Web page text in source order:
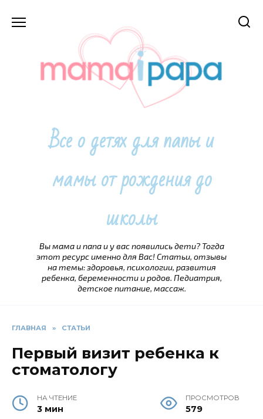
Все о детях для папы и
мамы от рождения до
школы
Вы мама и папа и у вас появились дети? Тогда
этот ресурс именно для Вас! Статьи, отзывы
на темы: здоровья, психологии, развития
ребенка, беременности и родов. Педиатрия,
детское питание, массаж.
ГЛАВНАЯ » СТАТЬИ
Первый визит ребенка к
стоматологу
НА ЧТЕНИЕ
3 мин
ПРОСМОТРОВ
579